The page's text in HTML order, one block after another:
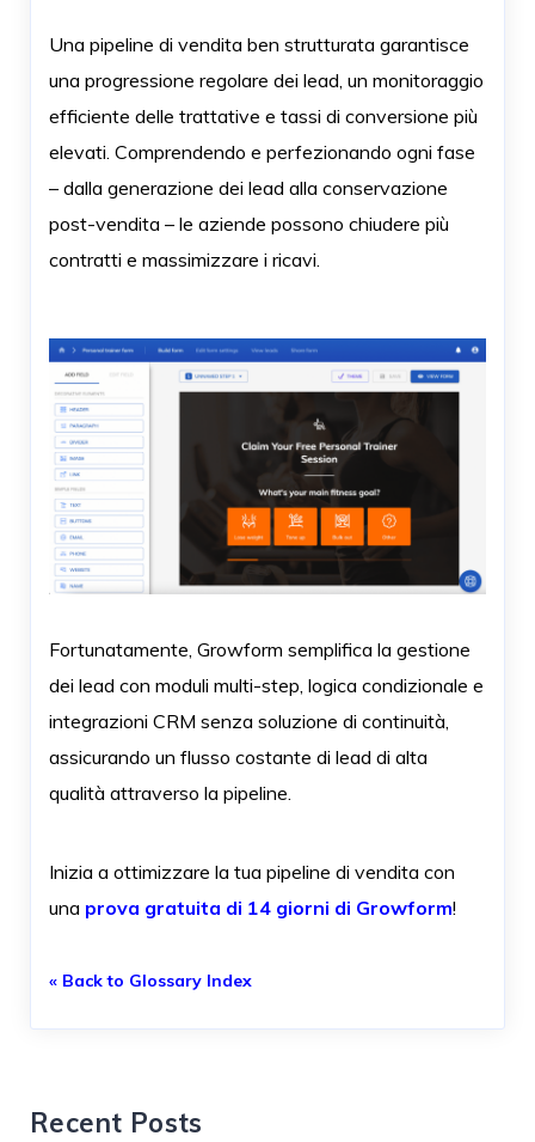
Una pipeline di vendita ben strutturata garantisce
una progressione regolare dei lead, un monitoraggio
efficiente delle trattative e tassi di conversione più
elevati. Comprendendo e perfezionando ogni fase
– dalla generazione dei lead alla conservazione
post-vendita – le aziende possono chiudere più
contratti e massimizzare i ricavi.
Fortunatamente, Growform semplifica la gestione
dei lead con moduli multi-step, logica condizionale e
integrazioni CRM senza soluzione di continuità,
assicurando un flusso costante di lead di alta
qualità attraverso la pipeline.
Inizia a ottimizzare la tua pipeline di vendita con
una prova gratuita di 14 giorni di Growform!
« Back to Glossary Index
Recent Posts